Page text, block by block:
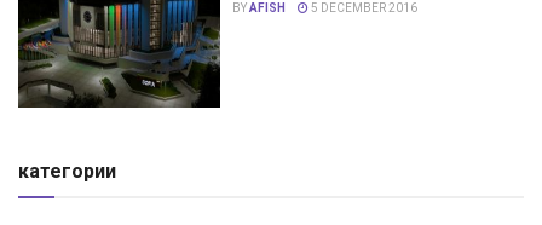
BYAFISH 5 DECEMBER 2016
категории